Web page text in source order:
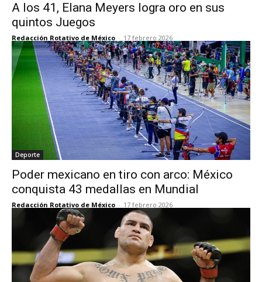
A los 41, Elana Meyers logra oro en sus
quintos Juegos
Redacción Rotativo de México - 17 febrero 2026
Deporte
Poder mexicano en tiro con arco: México
conquista 43 medallas en Mundial
Redacción Rotativo de México - 17 febrero 2026